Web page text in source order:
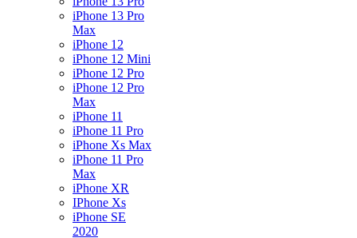
iPhone 13 Pro
Max
iPhone 12
iPhone 12 Mini
iPhone 12 Pro
iPhone 12 Pro
Max
iPhone 11
iPhone 11 Pro
iPhone Xs Max
iPhone 11 Pro
Max
iPhone XR
IPhone Xs
iPhone SE
2020